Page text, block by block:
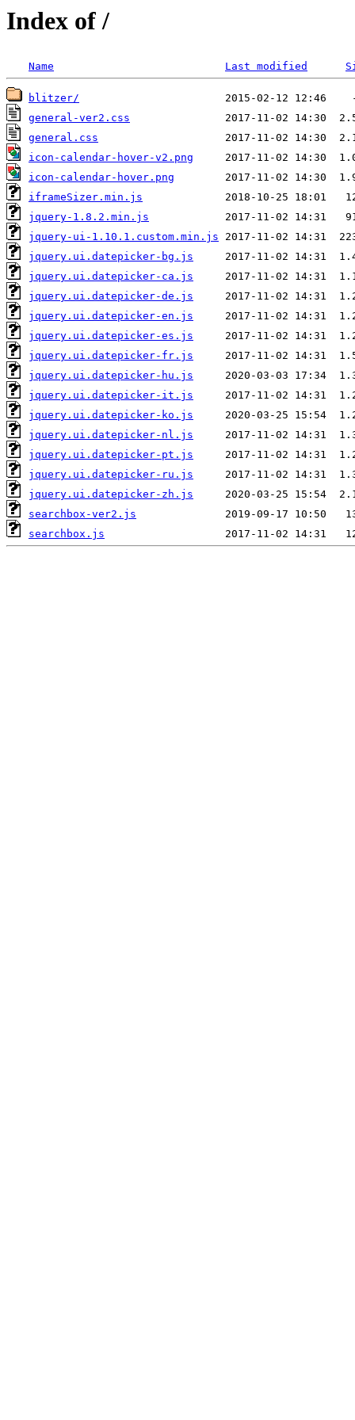
Index of /
Name Last modified
blitzer/
general-ver2.css
general.css
icon-calendar-hover-v2.png
icon-calendar-hover.png
iframeSizer.min.js
jquery-1.8.2.min.js
jquery-ui-1.10.1.custom.min.js
jquery.ui.datepicker-bg.js
jquery.ui.datepicker-ca.js
jquery.ui.datepicker-de.js
jquery.ui.datepicker-en.js
jquery.ui.datepicker-es.js
jquery.ui.datepicker-fr.js
jquery.ui.datepicker-hu.js
jquery.ui.datepicker-it.js
jquery.ui.datepicker-ko.js
jquery.ui.datepicker-nl.js
jquery.ui.datepicker-pt.js
jquery.ui.datepicker-ru.js
jquery.ui.datepicker-zh.js
searchbox-ver2.js
searchbox.js